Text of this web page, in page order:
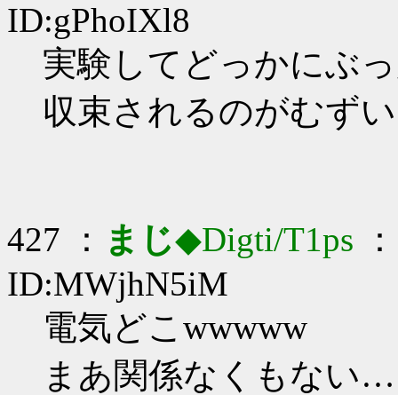
ID:gPhoIXl8
実験してどっかにぶ
収束されるのがむずい
427 ： まじ◆Digti/T1ps
ID:MWjhN5iM
電気どこwwwww
まあ関係なくもない…